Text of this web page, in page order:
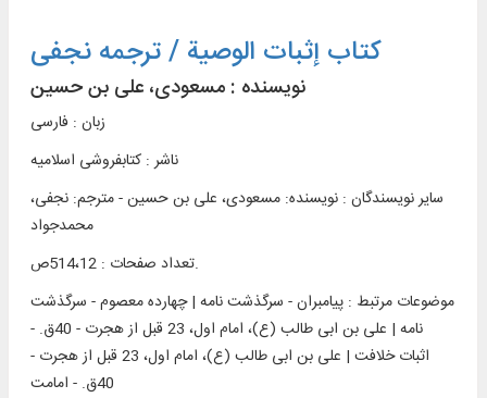
کتاب إثبات الوصية / ترجمه نجفی
نویسنده : مسعودی، علی بن حسین
زبان : فارسی
ناشر : کتابفروشی اسلاميه
سایر نویسندگان : نویسنده: مسعودی، علی بن حسین - مترجم: نجفی،
محمدجواد
تعداد صفحات : 514،12ص.
موضوعات مرتبط : پیامبران - سرگذشت نامه | چهارده معصوم - سرگذشت
نامه | علی بن ابی طالب (ع)، امام اول، 23 قبل از هجرت - 40ق. -
اثبات خلافت | علی بن ابی طالب (ع)، امام اول، 23 قبل از هجرت -
40ق. - امامت